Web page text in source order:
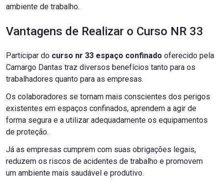
ambiente de trabalho.
Vantagens de Realizar o Curso NR 33
Participar do curso nr 33 espaço confinado oferecido pela
Camargo Dantas traz diversos benefícios tanto para os
trabalhadores quanto para as empresas.
Os colaboradores se tornam mais conscientes dos perigos
existentes em espaços confinados, aprendem a agir de
forma segura e a utilizar adequadamente os equipamentos
de proteção.
Já as empresas cumprem com suas obrigações legais,
reduzem os riscos de acidentes de trabalho e promovem
um ambiente mais saudável e produtivo.